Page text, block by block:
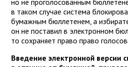
в таком случае система
бумажным бюллетенем, а
он не поставил в электронном
то сохраняет право право
Введение электронной версии